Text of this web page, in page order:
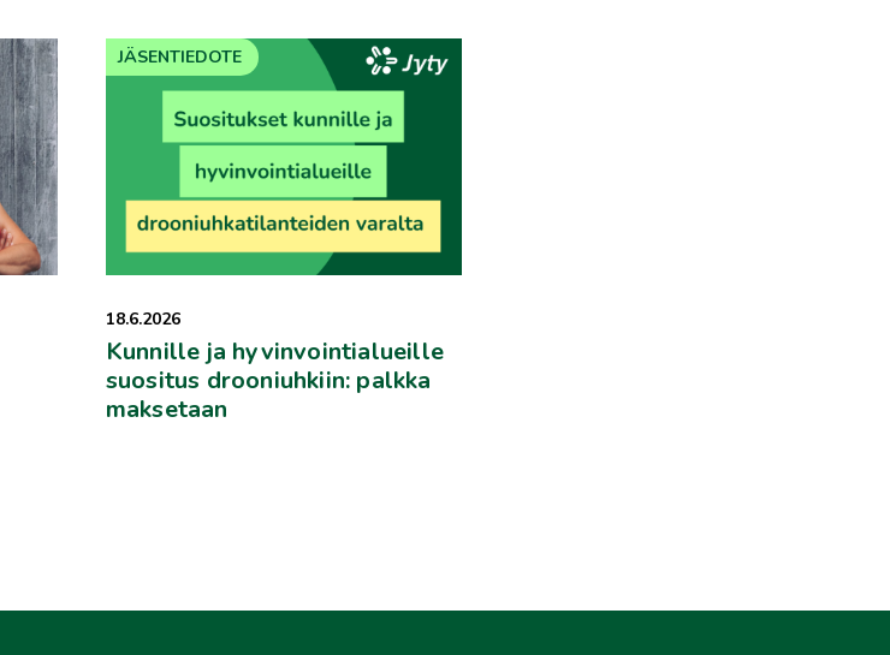
18.6.2026
Kunnille ja hyvinvointialueille
suositus drooniuhkiin: palkka
maksetaan
JÄSENTIEDOTE